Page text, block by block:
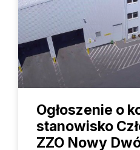
Ogłoszenie o
stanowisko
ZZO Nowy